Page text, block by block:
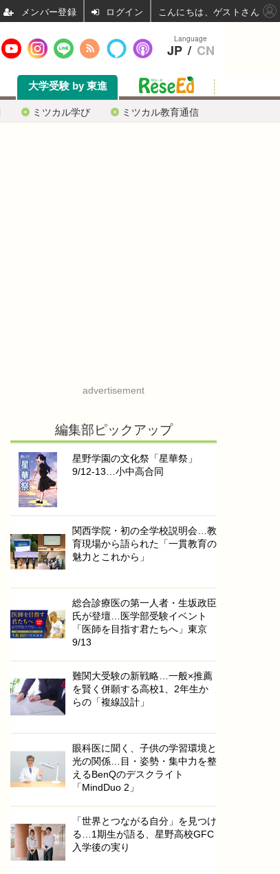
ミツカル学び ミツカル教育通信
大学受験 by 東進
advertisement
編集部ピックアップ
星野学園の文化祭「星華祭」
9/12-13…小中高合同
関西学院・初の全学校説明会…教
育現場から語られた「一貫教育の
魅力とこれから」
総合診療医の第一人者・生坂政臣
氏が登壇…医学部受験イベント
「医師を目指す君たちへ」東京
9/13
難関大受験の新戦略…一般×推薦
を賢く併願する高校1、2年生か
らの「複線設計」
眼科医に聞く、子供の学習環境と
光の関係…目・姿勢・集中力を整
えるBenQのデスクライト
「MindDuo 2」
「世界とつながる自分」を見つけ
る…1期生が語る、星野高校GFC
入学後の実り
Language
JP / CN
ログイン こんにちは、ゲストさん